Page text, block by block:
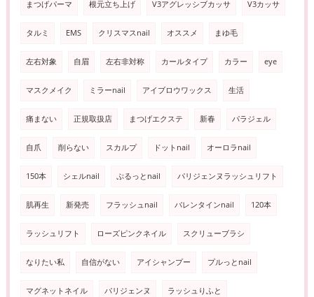
まつげパーマ 根元立ち上げ V3アグレッシブカッサ V3カッサ
タルミ EMS クリスマスnail オススメ まゆ毛
左右対象 自眉 左右非対称 カールタイプ カラー eye
マスクメイク ミラーnail アイブロウワックス 生活
痛まない 正規取扱店 まつげエクステ 新春 パラジェル
自爪 削らない スカルプ ドットnail オーロラnail
150本 シェルnail ぷるっとnail パリジェンヌラッシュリフト
肌再生 新発売 フラッシュnail バレンタインnail 120本
ラッシュリフト ローズピンクネイル スクリューブラシ
なりたい私 自信がない アイシャンプー プルっとnail
マグネットネイル パリジェンヌ ラッシュりふと